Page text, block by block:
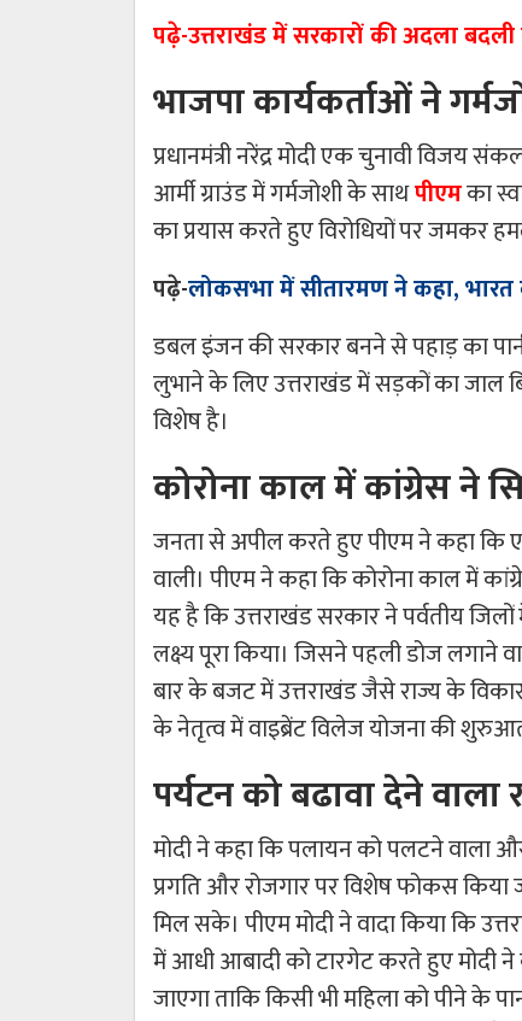
पढ़े-उत्तराखंड में सरकारों की अदला बदली
भाजपा कार्यकर्ताओं ने
प्रधानमंत्री नरेंद्र मोदी एक चुनावी विजय
आर्मी ग्राउंड में गर्मजोशी के साथपीएमका
का प्रयास करते हुए विरोधियों पर जमकर
पढ़े-लोकसभा में सीतारमण ने कहा,
डबल इंजन की सरकार बनने से पहाड़ का
लुभाने के लिए उत्तराखंड में सड़कों का जाल
विशेष है।
कोरोना काल में कांग्रेस ने
जनता से अपील करते हुए पीएम ने कहा कि
वाली। पीएम ने कहा कि कोरोना काल में
यह है कि उत्तराखंड सरकार ने पर्वतीय
लक्ष्य पूरा किया। जिसने पहली डोज लगाने
बार के बजट में उत्तराखंड जैसे राज्य के
के नेतृत्व में वाइब्रेंट विलेज योजना की
पर्यटन को बढावा देने वाला
मोदी ने कहा कि पलायन को पलटने वाला
प्रगति और रोजगार पर विशेष फोकस किया
मिल सके। पीएम मोदी ने वादा किया कि
में आधी आबादी को टारगेट करते हुए मोदी
जाएगा ताकि किसी भी महिला को पीने के